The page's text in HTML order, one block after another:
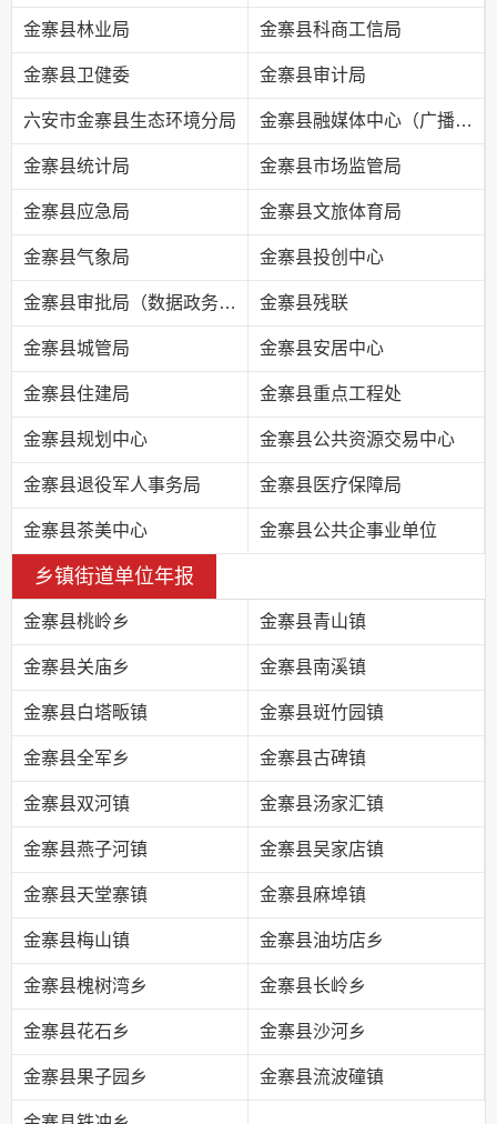
金寨县林业局 金寨县科商工信局
金寨县卫健委 金寨县审计局
六安市金寨县生态环境分局 金寨县融媒体中心（广播电视台）
金寨县统计局 金寨县市场监管局
金寨县应急局 金寨县文旅体育局
金寨县气象局 金寨县投创中心
金寨县审批局（数据政务局） 金寨县残联
金寨县城管局 金寨县安居中心
金寨县住建局 金寨县重点工程处
金寨县规划中心 金寨县公共资源交易中心
金寨县退役军人事务局 金寨县医疗保障局
金寨县茶美中心 金寨县公共企事业单位
乡镇街道单位年报
金寨县桃岭乡 金寨县青山镇
金寨县关庙乡 金寨县南溪镇
金寨县白塔畈镇 金寨县斑竹园镇
金寨县全军乡 金寨县古碑镇
金寨县双河镇 金寨县汤家汇镇
金寨县燕子河镇 金寨县吴家店镇
金寨县天堂寨镇 金寨县麻埠镇
金寨县梅山镇 金寨县油坊店乡
金寨县槐树湾乡 金寨县长岭乡
金寨县花石乡 金寨县沙河乡
金寨县果子园乡 金寨县流波䃥镇